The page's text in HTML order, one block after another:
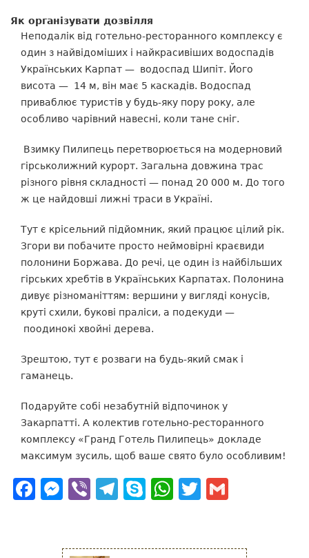
Як організувати дозвілля
Неподалік від готельно-ресторанного комплексу є
один з найвідоміших і найкрасивіших водоспадів
Українських Карпат — водоспад Шипіт. Його
висота — 14 м, він має 5 каскадів. Водоспад
приваблює туристів у будь-яку пору року, але
особливо чарівний навесні, коли тане сніг.
Взимку Пилипець перетворюється на модерновий
гірськолижний курорт. Загальна довжина трас
різного рівня складності — понад 20 000 м. До того
ж це найдовші лижні траси в Україні.
Тут є крісельний підйомник, який працює цілий рік.
Згори ви побачите просто неймовірні краєвиди
полонини Боржава. До речі, це один із найбільших
гірських хребтів в Українських Карпатах. Полонина
дивує різноманіттям: вершини у вигляді конусів,
круті схили, букові праліси, а подекуди —
поодинокі хвойні дерева.
Зрештою, тут є розваги на будь-який смак і
гаманець.
Подаруйте собі незабутній відпочинок у
Закарпатті. А колектив готельно-ресторанного
комплексу «Гранд Готель Пилипець» докладе
максимум зусиль, щоб ваше свято було особливим!
Facebook
Messenger
ViberTelegram
Skype
WhatsApp
Twitter